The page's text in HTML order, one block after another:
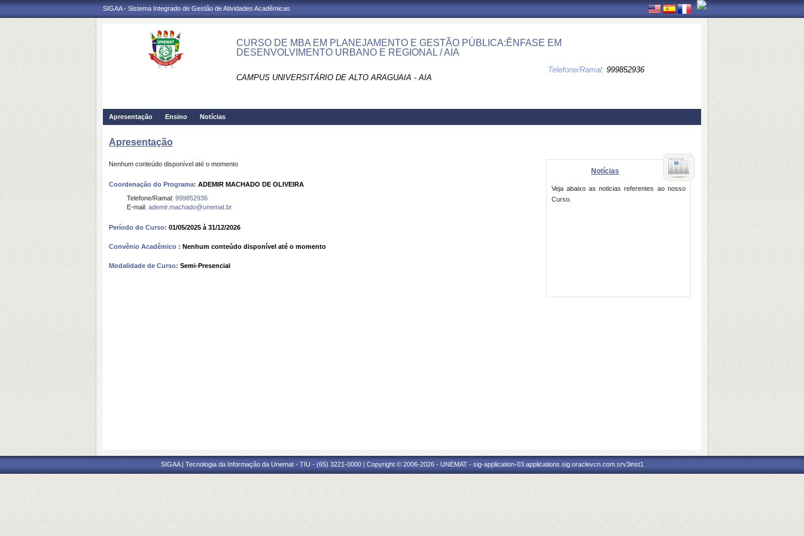
SIGAA - Sistema Integrado de Gestão de Atividades Acadêmicas
CURSO DE MBA EM PLANEJAMENTO E GESTÃO PÚBLICA:ÊNFASE EM
DESENVOLVIMENTO URBANO E REGIONAL / AIA
CAMPUS UNIVERSITÁRIO DE ALTO ARAGUAIA - AIA
Telefone/Ramal: 999852936
Apresentação Ensino Notícias
Apresentação
Nenhum conteúdo disponível até o momento
Coordenação do Programa: ADEMIR MACHADO DE OLIVEIRA
Telefone/Ramal: 999852936
E-mail: ademir.machado@unemat.br
Período do Curso: 01/05/2025 à 31/12/2026
Convênio Acadêmico : Nenhum conteúdo disponível até o momento
Modalidade de Curso: Semi-Presencial
Notícias
Veja abaixo as noticias referentes ao nosso
Curso.
SIGAA | Tecnologia da Informação da Unemat - TIU - (65) 3221-0000 | Copyright © 2006-2026 - UNEMAT - sig-application-03.applications.sig.oraclevcn.com.srv3inst1